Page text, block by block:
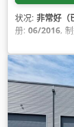
状况: 非常好（
册: 06/2016,